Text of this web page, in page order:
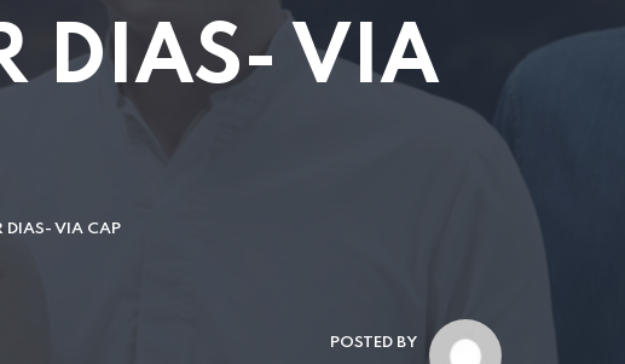
DIAS- VIA
DIAS- VIA CAP
POSTED BY